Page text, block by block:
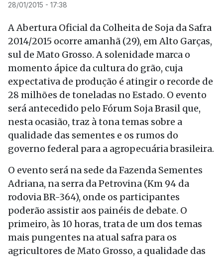
28/01/2015 - 17:38
A Abertura Oficial da Colheita de Soja da Safra
2014/2015 ocorre amanhã (29), em Alto Garças,
sul de Mato Grosso. A solenidade marca o
momento ápice da cultura do grão, cuja
expectativa de produção é atingir o recorde de
28 milhões de toneladas no Estado. O evento
será antecedido pelo Fórum Soja Brasil que,
nesta ocasião, traz à tona temas sobre a
qualidade das sementes e os rumos do
governo federal para a agropecuária brasileira.
O evento será na sede da Fazenda Sementes
Adriana, na serra da Petrovina (Km 94 da
rodovia BR-364), onde os participantes
poderão assistir aos painéis de debate. O
primeiro, às 10 horas, trata de um dos temas
mais pungentes na atual safra para os
agricultores de Mato Grosso, a qualidade das